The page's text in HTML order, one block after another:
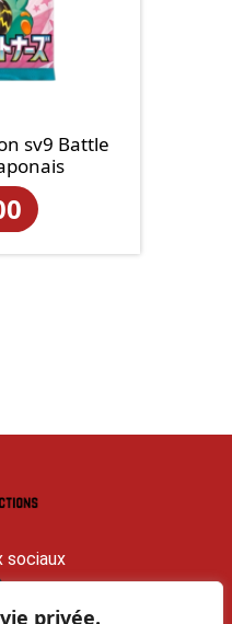
privée.
sv9 Battle
sociaux